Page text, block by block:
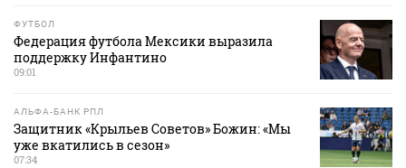
ФУТБОЛ
Федерация футбола Мексики выразила
поддержку Инфантино
09:01
АЛЬФА-БАНК РПЛ
Защитник «Крыльев Советов» Божин: «Мы
уже вкатились в сезон»
07:34